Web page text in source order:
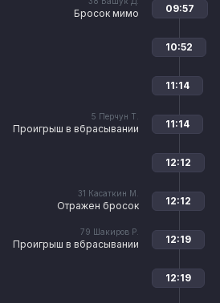
Бросок мимо 09:57
10:52
11:14
5 Перчун Т.
Проигрыш в вбрасывании 11:14
12:12
31 Касаткин М.
Отражен бросок 12:12
79 Шакиров Р.
Проигрыш в вбрасывании 12:19
12:19